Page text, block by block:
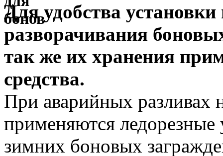
Для удобства
разворачивания
так же их хранения
средства.
При аварийных разливах
применяются ледорезные
зимних боновых